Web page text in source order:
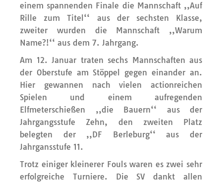
einem spannenden Finale die Mannschaft ,,Auf
Rille zum Titel‘‘ aus der sechsten Klasse,
zweiter wurden die Mannschaft ,,Warum
Name?!‘‘ aus dem 7. Jahrgang.
Am 12. Januar traten sechs Mannschaften aus
der Oberstufe am Stöppel gegen einander an.
Hier gewannen nach vielen actionreichen
Spielen und einem aufregenden
Elfmeterschießen ,,die Bauern‘‘ aus der
Jahrgangsstufe Zehn, den zweiten Platz
belegten der ,,DF Berleburg‘‘ aus der
Jahrgansstufe 11.
Trotz einiger kleinerer Fouls waren es zwei sehr
erfolgreiche Turniere. Die SV dankt allen